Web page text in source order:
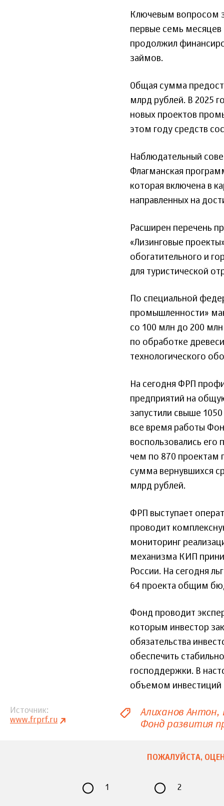
Ключевым вопросом
первые семь месяцев
продолжил
займов.
Общая сумма
млрд рублей. В 2025
новых проектов
этом году средств
Наблюдательный
Флагманская
которая включена в
направленных на
Расширен перечень
«Лизинговые
обогатительного и
для туристической
По специальной
промышленности»
со 100 млн до 200
по обработке
технологического
На сегодня ФРП
предприятий на
запустили свыше
все время работы
воспользовались
чем по 870 проектам
сумма вернувшихся
млрд рублей.
ФРП выступает
проводит
мониторинг
механизма КИП
России. На сегодня
64 проекта общим
Фонд проводит
которым инвестор
обязательства
обеспечить
господдержки. В
объемом инвестиций
Источник
www.frprf.ru
Алиханов Антон
Фонд развития
ПОЖАЛУЙСТА,
1 2